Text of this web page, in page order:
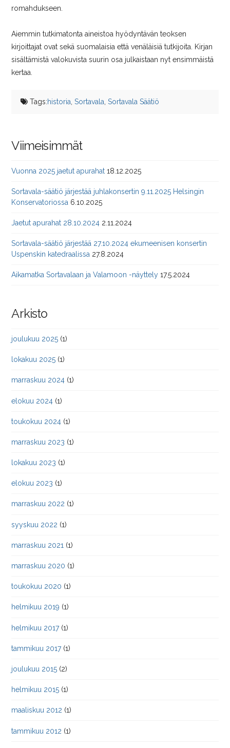
romahdukseen.
Aiemmin tutkimatonta aineistoa hyödyntävän teoksen
kirjoittajat ovat sekä suomalaisia että venäläisiä tutkijoita. Kirjan
sisältämistä valokuvista suurin osa julkaistaan nyt ensimmäistä
kertaa.
Tags:historia ,Sortavala ,Sortavala Säätiö
Viimeisimmät
Vuonna 2025 jaetut apurahat 18.12.2025
Sortavala-säätiö järjestää juhlakonsertin 9.11.2025 Helsingin
Konservatoriossa 6.10.2025
Jaetut apurahat 28.10.2024 2.11.2024
Sortavala-säätiö järjestää 27.10.2024 ekumeenisen konsertin
Uspenskin katedraalissa 27.8.2024
Aikamatka Sortavalaan ja Valamoon -näyttely 17.5.2024
Arkisto
joulukuu 2025 (1)
lokakuu 2025 (1)
marraskuu 2024 (1)
elokuu 2024 (1)
toukokuu 2024 (1)
marraskuu 2023 (1)
lokakuu 2023 (1)
elokuu 2023 (1)
marraskuu 2022 (1)
syyskuu 2022 (1)
marraskuu 2021 (1)
marraskuu 2020 (1)
toukokuu 2020 (1)
helmikuu 2019 (1)
helmikuu 2017(1)
tammikuu 2017(1)
joulukuu 2015 (2)
helmikuu 2015 (1)
maaliskuu 2012 (1)
tammikuu 2012 (1)